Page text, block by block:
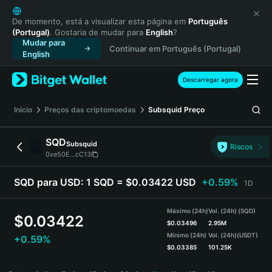
English
日本語
Tiếng Việt
Русский
Español (Latinoamérica)
Türkçe
Français
Deutsch
繁體中文
Português (Portugal)
Bahasa Indonesia
ภาษาไทย
Español
Español (Argentina)
De momento, está a visualizar esta página em Português
(Portugal). Gostaria de mudar para English?
Mudar para
English
Continuar em Português (Portugal)
Descarregar agora
Início Preços das criptomoedas Subsquid Preço
SQDSubsquid
0xe50E...cC13
Riscos
SQD para USD: 1 SQD = $0.03422 USD +0.59% 1D
$0.03422
+0.59%
Máximo (24h)
$0.03496
Mínimo (24h)
$0.03385
Vol. (24h) (SQD)
2.95M
Vol. (24h)(USDT)
101.25K